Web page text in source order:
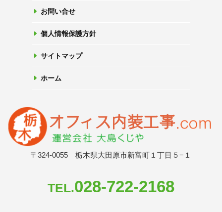
お問い合せ
個人情報保護方針
サイトマップ
ホーム
〒324-0055 栃木県大田原市新富町１丁目５−１
TEL.028-722-2168